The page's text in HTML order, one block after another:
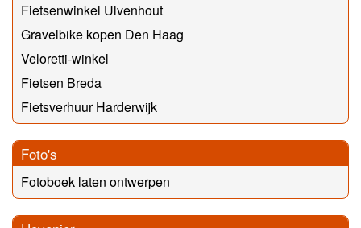
Fietsenwinkel Ulvenhout
Gravelbike kopen Den Haag
Veloretti-winkel
Fietsen Breda
Fietsverhuur Harderwijk
Foto's
Fotoboek laten ontwerpen